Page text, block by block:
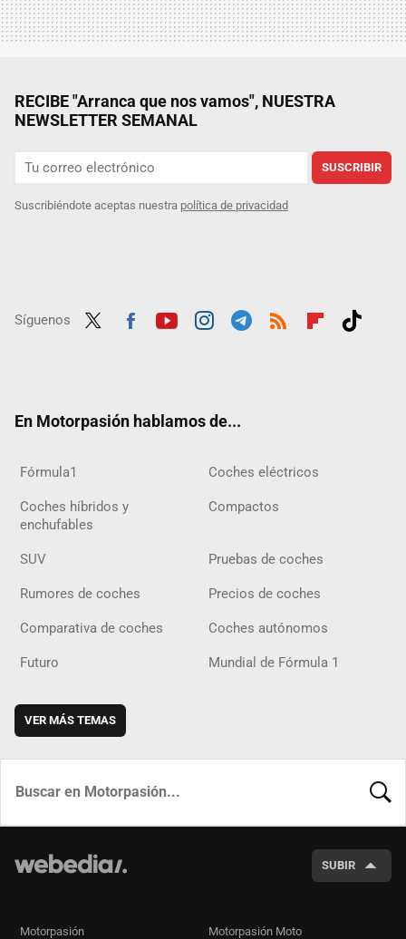
RECIBE "Arranca que nos vamos", NUESTRA
NEWSLETTER SEMANAL
SUSCRIBIR
Suscribiéndote aceptas nuestra política de privacidad
Síguenos
En Motorpasión hablamos de...
Fórmula1 Coches eléctricos
Coches híbridos y
enchufables
Compactos
SUV Pruebas de coches
Rumores de coches Precios de coches
Comparativa de coches Coches autónomos
Futuro Mundial de Fórmula 1
VER MÁS TEMAS
SUBIR
Motorpasión Motorpasión Moto